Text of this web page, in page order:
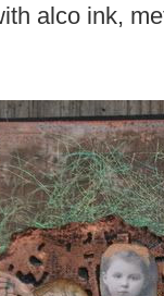
alco ink,